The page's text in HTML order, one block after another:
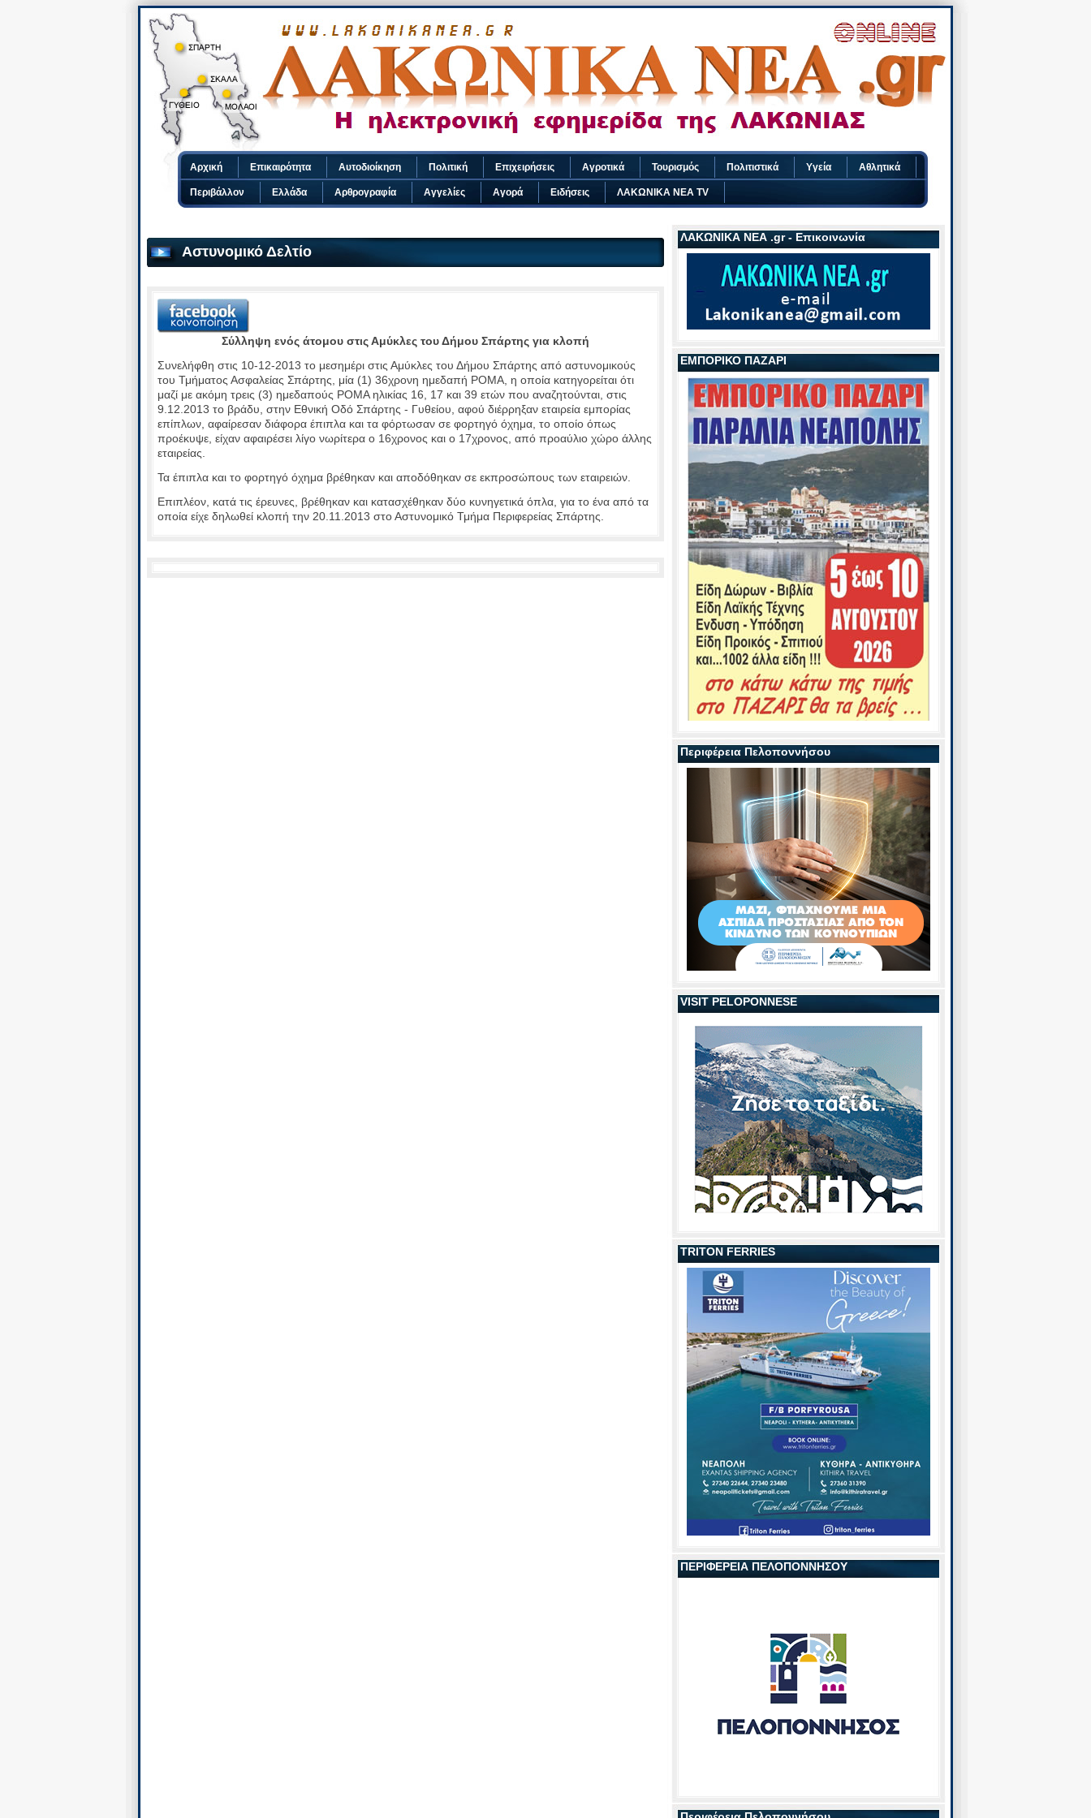
ΛΑΚΩΝΙΚΑ ΝΕΑ .gr - Επικοινωνία
ΕΜΠΟΡΙΚΟ ΠΑΖΑΡΙ
Περιφέρεια Πελοποννήσου
VISIT PELOPONNESE
TRITON FERRIES
ΠΕΡΙΦΕΡΕΙΑ ΠΕΛΟΠΟΝΝΗΣΟΥ
Αστυνομικό Δελτίο
Σύλληψη ενός άτομου στις Αμύκλες του Δήμου Σπάρτης για κλοπή
Συνελήφθη στις 10-12-2013 το μεσημέρι στις Αμύκλες του Δήμου Σπάρτης από αστυνομικούς
του Τμήματος Ασφαλείας Σπάρτης, μία (1) 36χρονη ημεδαπή ΡΟΜΑ, η οποία κατηγορείται ότι
μαζί με ακόμη τρεις (3) ημεδαπούς ΡΟΜΑ ηλικίας 16, 17 και 39 ετών που αναζητούνται, στις
9.12.2013 το βράδυ, στην Εθνική Οδό Σπάρτης - Γυθείου, αφού διέρρηξαν εταιρεία εμπορίας
επίπλων, αφαίρεσαν διάφορα έπιπλα και τα φόρτωσαν σε φορτηγό όχημα, το οποίο όπως
προέκυψε, είχαν αφαιρέσει λίγο νωρίτερα ο 16χρονος και ο 17χρονος, από προαύλιο χώρο άλλης
εταιρείας.
Τα έπιπλα και το φορτηγό όχημα βρέθηκαν και αποδόθηκαν σε εκπροσώπους των εταιρειών.
Επιπλέον, κατά τις έρευνες, βρέθηκαν και κατασχέθηκαν δύο κυνηγετικά όπλα, για το ένα από τα
οποία είχε δηλωθεί κλοπή την 20.11.2013 στο Αστυνομικό Τμήμα Περιφερείας Σπάρτης.
Αρχική Επικαιρότητα Αυτοδιοίκηση Πολιτική Επιχειρήσεις Αγροτικά Τουρισμός Πολιτιστικά Υγεία Αθλητικά
Περιβάλλον Ελλάδα Αρθρογραφία Αγγελίες Αγορά Ειδήσεις ΛΑΚΩΝΙΚΑ ΝΕΑ TV